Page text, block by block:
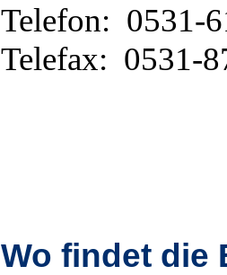
Telefon: 0531-
Telefax: 0531-
Wo findet die